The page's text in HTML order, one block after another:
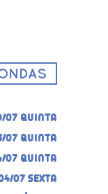
07 QUINTA
07 QUINTA
07 QUINTA
07 SEXTA